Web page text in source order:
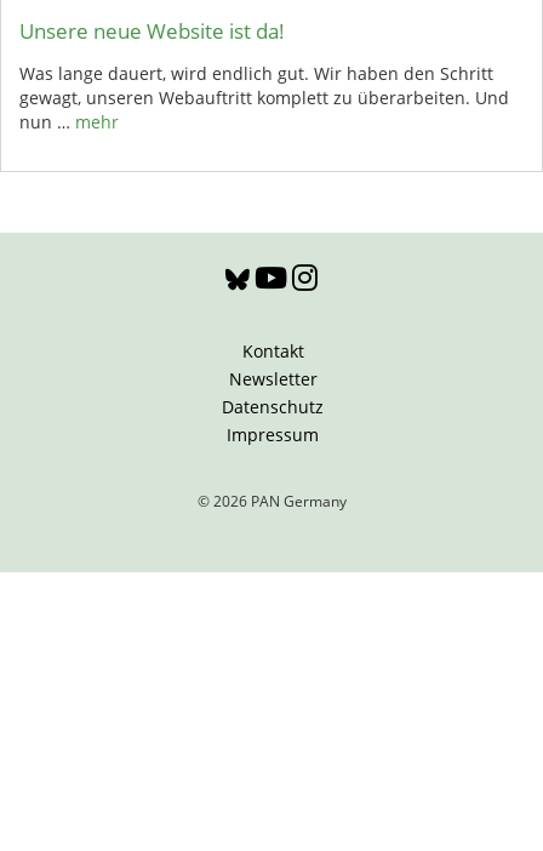
Unsere neue Website ist da!
Was lange dauert, wird endlich gut. Wir haben den Schritt
gewagt, unseren Webauftritt komplett zu überarbeiten. Und
nun … mehr
Kontakt
Newsletter
Datenschutz
Impressum
© 2026 PAN Germany